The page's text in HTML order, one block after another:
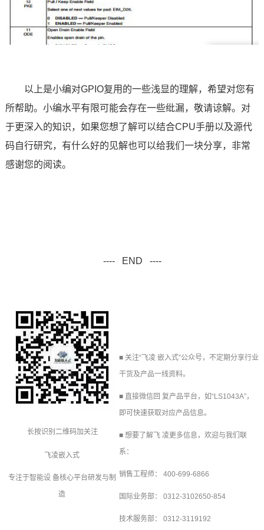
以上是小编对GPIO复用 的一些浅显的理解，希望对您有
所帮助。小编水平有限可能会存在一些纰漏，敬请谅解。对
于更深入的知识，如果您想了解可以结合CPU手册以及源代
码自行研究，有什么好的见解也可以给我们一块分享，非常
感谢您的阅读。
---- END ----
长按识别二维码加关注
飞凌嵌入式
专注于智能设 备核心平台研发与制
造
■ 关注“飞凌 嵌入式”公众号，不定期分享行业
干货及产品一线资料。
■ 直接微信回 复产品平台，如“LS1043A”，
即可快速获取对应产品信息。
■ 想要了解飞 凌更多信息，欢迎与我们联
系：
销售工程师： 400-699-6866
国际业务部： 0312-3102650-854
技术服务部： 0312-3119192